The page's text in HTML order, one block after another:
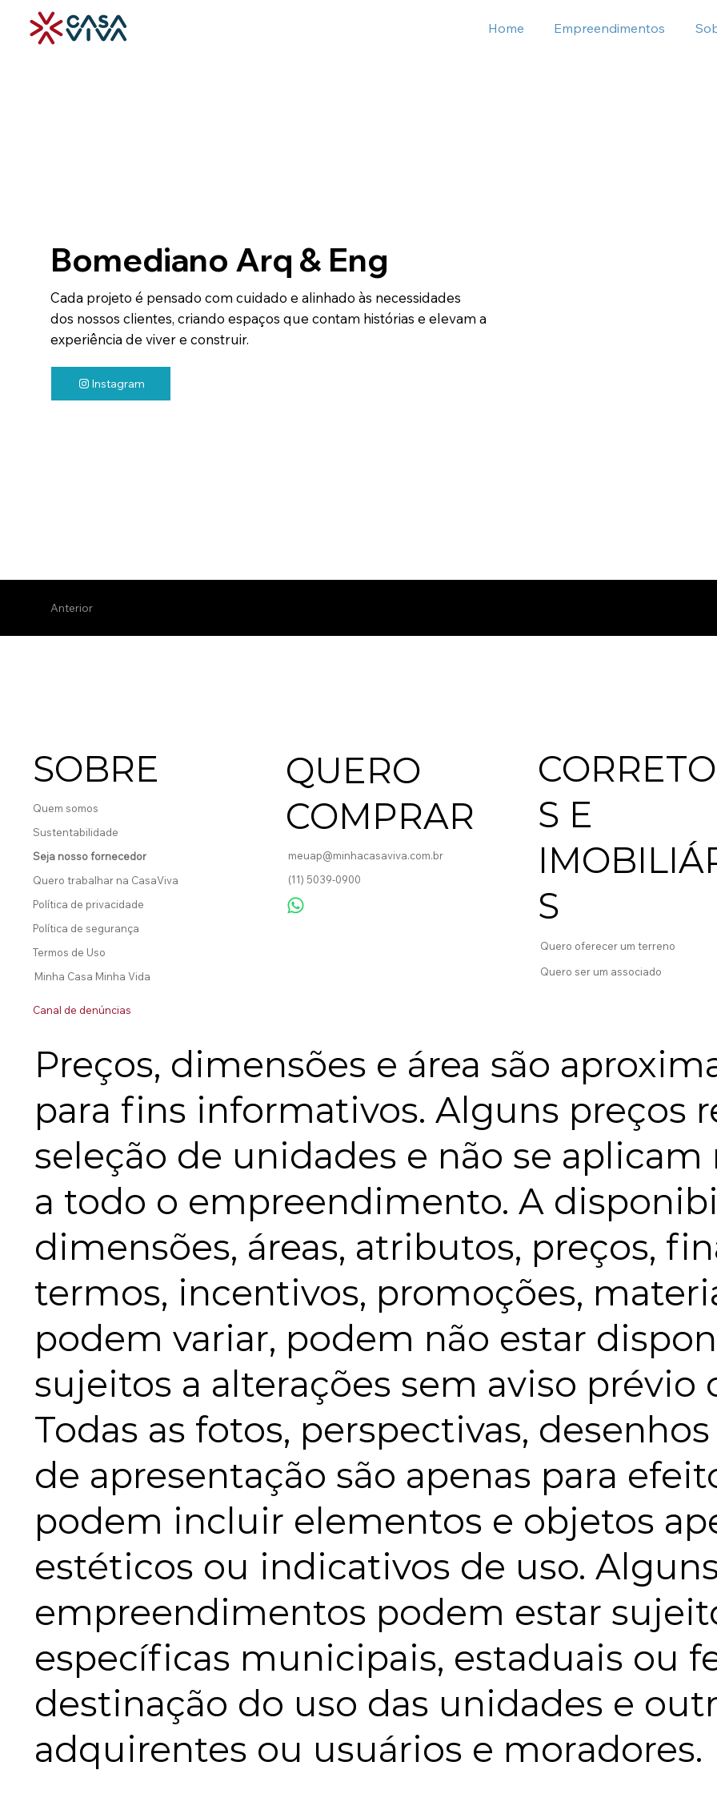
Home Empreendimentos
Bomediano Arq & Eng
Cada projeto é pensado com cuidado e alinhado às necessidades
dos nossos clientes, criando espaços que contam histórias e elevam a
experiência de viver e construir.
Instagram
Anterior
SOBRE
Quem somos
Sustentabilidade
Seja nosso fornecedor
Quero trabalhar na CasaViva
Política de privacidade
Política de segurança
Termos de Uso
Minha Casa Minha Vida
Canal de denúncias
QUERO
COMPRAR
meuap@minhacasaviva.com.br
(11) 5039-0900
S E
S
Quero oferecer um terreno
Quero ser um associado
Preços, dimensões e área são
para fins informativos. Alguns preços
seleção de unidades e não se
a todo o empreendimento. A
dimensões, áreas, atributos, preços,
termos, incentivos, promoções,
podem variar, podem não estar
sujeitos a alterações sem aviso prévio
Todas as fotos, perspectivas,
de apresentação são apenas para
podem incluir elementos e objetos
estéticos ou indicativos de uso.
empreendimentos podem estar
específicas municipais, estaduais ou
destinação do uso das unidades e
adquirentes ou usuários e moradores.